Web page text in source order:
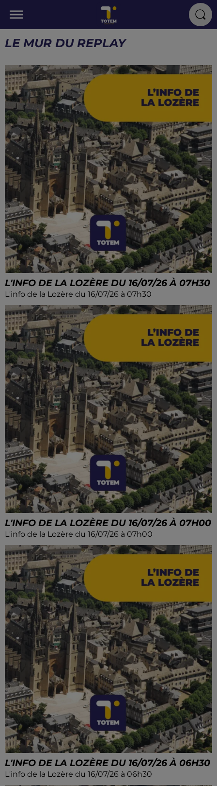
LE MUR DU REPLAY
L'INFO DE LA LOZÈRE DU 16/07/26 À 07H30
L'info de la Lozère du 16/07/26 à 07h30
L'INFO DE LA LOZÈRE DU 16/07/26 À 07H00
L'info de la Lozère du 16/07/26 à 07h00
L'INFO DE LA LOZÈRE DU 16/07/26 À 06H30
L'info de la Lozère du 16/07/26 à 06h30